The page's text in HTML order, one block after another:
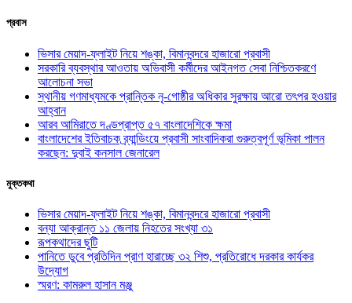
প্রবাস
ভিসার মেয়াদ-ফ্লাইট নিয়ে শঙ্কা, বিমানবন্দরে হাজারো প্রবাসী
সরকারি ব্যবস্থার আওতায় অভিবাসী কর্মীদের আইনগত সেবা নিশ্চিতকরণে
আলোচনা সভা
স্থানীয় গণমাধ্যমকে প্রান্তিক নৃ-গোষ্ঠীর অধিকার সুরক্ষায় আরো তৎপর হওয়ার
আহ্বান
আরব আমিরাতে দণ্ডপ্রাপ্ত ৫৭ বাংলাদেশিকে ক্ষমা
বাংলাদেশের ইতিবাচক ব্র্যান্ডিংয়ে প্রবাসী সাংবাদিকরা গুরুত্বপূর্ণ ভূমিকা পালন
করছেন: দুবাই কনসাল জেনারেল
মুক্তকথা
ভিসার মেয়াদ-ফ্লাইট নিয়ে শঙ্কা, বিমানবন্দরে হাজারো প্রবাসী
বন্যা আক্রান্ত ১১ জেলায় নিহতের সংখ্যা ৩১
রূপকথাদের ছুটি
পানিতে ডুবে প্রতিদিন প্রাণ হারাচ্ছে ৩২ শিশু, প্রতিরোধে দরকার কার্যকর
উদ্যোগ
স্মরণ: কামরুল হাসান মঞ্জু